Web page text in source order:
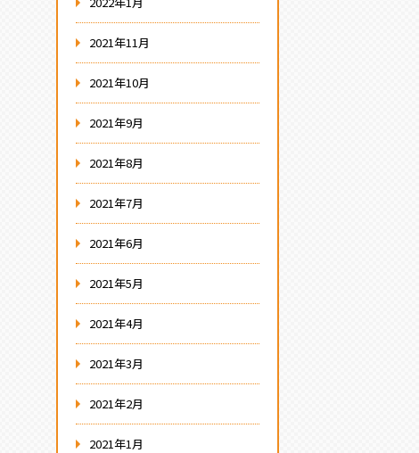
2021年11月
2021年10月
2021年9月
2021年8月
2021年7月
2021年6月
2021年5月
2021年4月
2021年3月
2021年2月
2021年1月